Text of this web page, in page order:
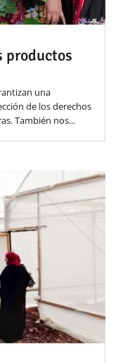
productos
una
de los derechos
También nos...